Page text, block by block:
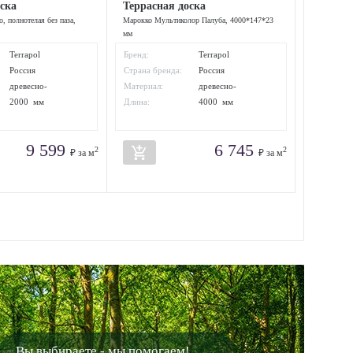
полнотелая без паза,
Terrapol
Россия
древесно-
полимерный
2000 мм
9 599 ₽ за м2
Террасная доска
Марокко Мультиколор Палуба, 4000*147*23
мм
Бренд:
Terrapol
Страна бренда:
Россия
Материал:
древесно-
полимерный
Длина: 4000 мм
add_shopping_cart 6 745 ₽ за м2